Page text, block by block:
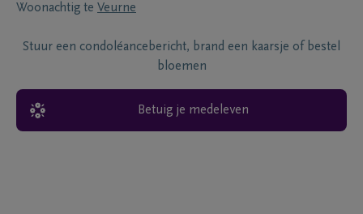
Woonachtig te Veurne
Stuur een condoléancebericht, brand een kaarsje of bestel
bloemen
Betuig je medeleven